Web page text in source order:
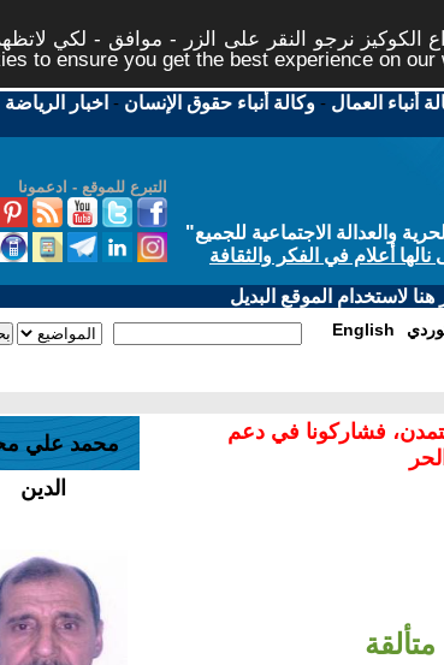
نرجو النقر على الزر - موافق - لكي
to ensure you get the best experience on our
أنباء العمال -وكالة أنباء حقوق الإنسان - اخبار الرياضة
التبرع للموقع - ادعمونا
والعدالة الاجتماعية للجميع"
أعلام في الفكر والثقافة
لاستخدام الموقع البديل
English
فشاركونا في دعم
محمد علي
الدين